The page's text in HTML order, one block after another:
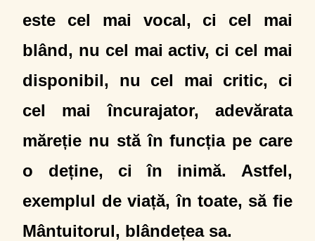
este cel mai vocal, ci cel mai
blând, nu cel mai activ, ci cel mai
disponibil, nu cel mai critic, ci
cel mai încurajator, adevărata
măreție nu stă în funcția pe care
o deține, ci în inimă. Astfel,
exemplul de viață, în toate, să fie
Mântuitorul, blândețea sa.